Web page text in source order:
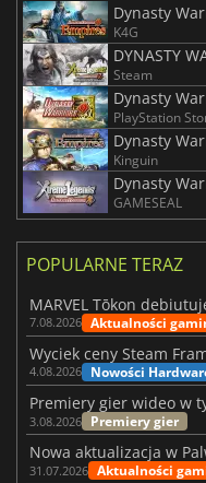
Dynasty
K4G
Steam
Dynasty
PlayStation
Dynasty
Kinguin
Dynasty
GAMESEAL
POPULARNE TERAZ
7.08.2026 Aktualności
4.08.2026 Nowości
3.08.2026 Premiery gier
31.07.2026 Aktualności